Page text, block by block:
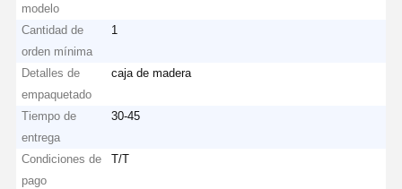
modelo
Cantidad de
orden mínima
1
Detalles de
empaquetado
caja de madera
Tiempo de
entrega
30-45
Condiciones de
pago
T/T